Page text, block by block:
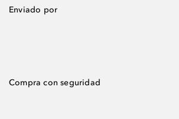
Enviado por
Compra con seguridad